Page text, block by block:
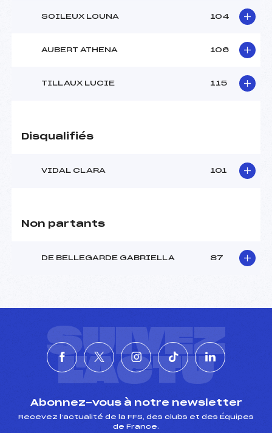
SOILEUX LOUNA 104
AUBERT ATHENA 106
TILLAUX LUCIE 115
Disqualifiés
VIDAL CLARA 101
Non partants
DE BELLEGARDE GABRIELLA 87
SUIVEZ
L'ACTU
Abonnez-vous à notre newsletter
Recevez l’actualité de la FFS, des clubs et des Équipes
de France.